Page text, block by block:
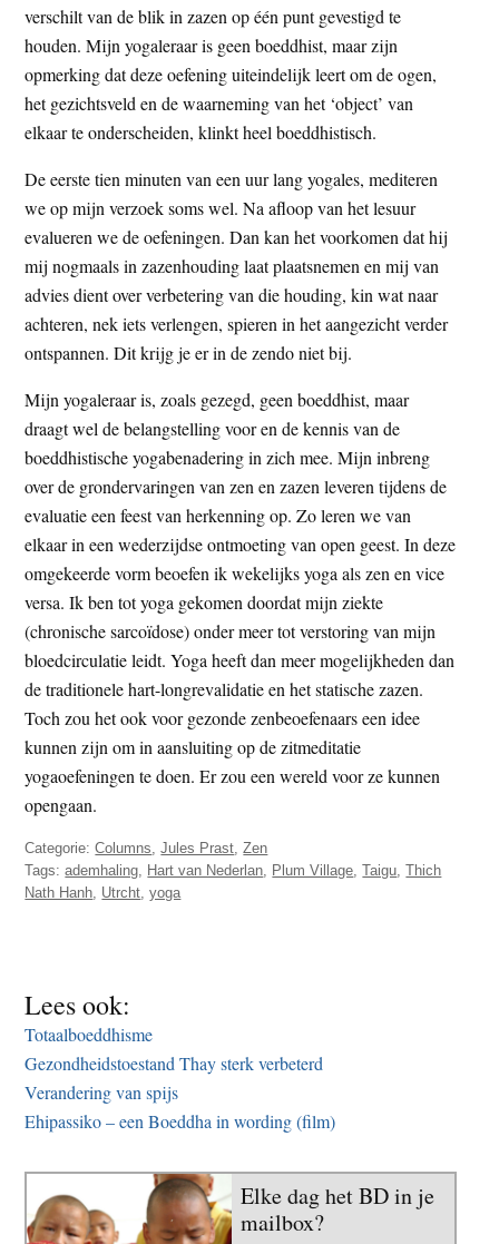
verschilt van de blik in zazen op één punt gevestigd te
houden. Mijn yogaleraar is geen boeddhist, maar zijn
opmerking dat deze oefening uiteindelijk leert om de ogen,
het gezichtsveld en de waarneming van het ‘object’ van
elkaar te onderscheiden, klinkt heel boeddhistisch.
De eerste tien minuten van een uur lang yogales, mediteren
we op mijn verzoek soms wel. Na afloop van het lesuur
evalueren we de oefeningen. Dan kan het voorkomen dat hij
mij nogmaals in zazenhouding laat plaatsnemen en mij van
advies dient over verbetering van die houding, kin wat naar
achteren, nek iets verlengen, spieren in het aangezicht verder
ontspannen. Dit krijg je er in de zendo niet bij.
Mijn yogaleraar is, zoals gezegd, geen boeddhist, maar
draagt wel de belangstelling voor en de kennis van de
boeddhistische yogabenadering in zich mee. Mijn inbreng
over de grondervaringen van zen en zazen leveren tijdens de
evaluatie een feest van herkenning op. Zo leren we van
elkaar in een wederzijdse ontmoeting van open geest. In deze
omgekeerde vorm beoefen ik wekelijks yoga als zen en vice
versa. Ik ben tot yoga gekomen doordat mijn ziekte
(chronische sarcoïdose) onder meer tot verstoring van mijn
bloedcirculatie leidt. Yoga heeft dan meer mogelijkheden dan
de traditionele hart-longrevalidatie en het statische zazen.
Toch zou het ook voor gezonde zenbeoefenaars een idee
kunnen zijn om in aansluiting op de zitmeditatie
yogaoefeningen te doen. Er zou een wereld voor ze kunnen
opengaan.
Categorie:Columns ,Jules Prast ,Zen
Tags:ademhaling Hart van Nederlan Plum Village ,Taigu ,Thich
Nath Hanh Utrcht ,yoga
Lees ook:
Totaalboeddhisme
Gezondheidstoestand Thay sterk verbeterd
Verandering van spijs
Ehipassiko – een Boeddha in wording (film)
Elke dag het BD in je
mailbox?